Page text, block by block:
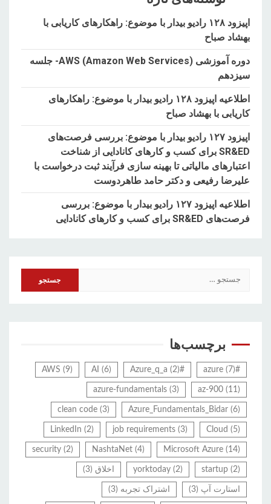
اپیزود ۱۲۸ رادیو بیدار با موضوع: راهکارهای کاریابی با
بهشاد صباح
دوره آموزشی AWS (Amazon Web Services)- جلسه
سیزدهم
اطلاعیه اپیزود ۱۲۸ رادیو بیدار با موضوع: راهکارهای
کاریابی با بهشاد صباح
اپیزود ۱۲۷ رادیو بیدار با موضوع: بررسی فرصت‌های
SR&ED برای کسب و کارهای کانادایی از شناخت
اعتبارهای مالیاتی تا بهینه سازی فرآیند ثبت درخواست با
علیرضا رفیعی و دکتر حامد طاهردوست
اطلاعیه اپیزود ۱۲۷ رادیو بیدار با موضوع: بررسی
فرصت‌های SR&ED برای کسب و کارهای کانادایی
برچسب‌ها
#azure
(7)
#Azure_q_a
(2)
AI (6)
AWS (9)
az-900 (11)
azure-fundamentals (3)
Azure_Fundamentals_Bidar (6)
clean code (3)
Cloud (5)
job requirements (3)
LinkedIn (2)
Microsoft Azure (14)
NashtaNet (4)
security (2)
startup (2)
yorktoday (2) اخلاق (3)
استارت آپ (3) اشتراک تجربه (3)